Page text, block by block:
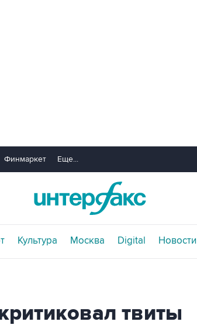
Финмаркет Еще...
Культура Москва Digital Новости
твиты